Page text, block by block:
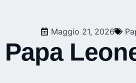
Maggio 21, 2026